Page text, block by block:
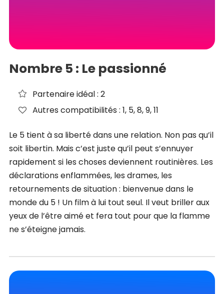
Nombre 5 : Le passionné
Partenaire idéal : 2
Autres compatibilités : 1, 5, 8, 9, 11
Le 5 tient à sa liberté dans une relation. Non pas qu’il
soit libertin. Mais c’est juste qu’il peut s’ennuyer
rapidement si les choses deviennent routinières. Les
déclarations enflammées, les drames, les
retournements de situation : bienvenue dans le
monde du 5 ! Un film à lui tout seul. Il veut briller aux
yeux de l’être aimé et fera tout pour que la flamme
ne s’éteigne jamais.